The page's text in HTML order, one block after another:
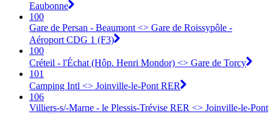
Eaubonne
100
Gare de Persan - Beaumont <> Gare de Roissypôle -
Aéroport CDG 1 (F3)
100
Créteil - l'Échat (Hôp. Henri Mondor) <> Gare de Torcy
101
Camping Intl <> Joinville-le-Pont RER
106
Villiers-s/-Marne - le Plessis-Trévise RER <> Joinville-le-Pont